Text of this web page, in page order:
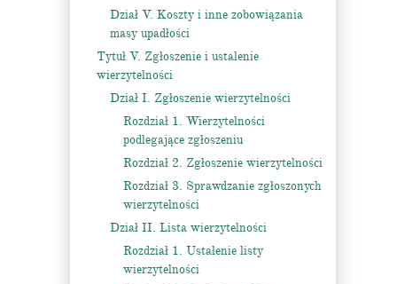
Dział V. Koszty i inne zobowiązania
masy upadłości
Tytuł V. Zgłoszenie i ustalenie
wierzytelności
Dział I. Zgłoszenie wierzytelności
Rozdział 1. Wierzytelności
podlegające zgłoszeniu
Rozdział 2. Zgłoszenie wierzytelności
Rozdział 3. Sprawdzanie zgłoszonych
wierzytelności
Dział II. Lista wierzytelności
Rozdział 1. Ustalenie listy
wierzytelności